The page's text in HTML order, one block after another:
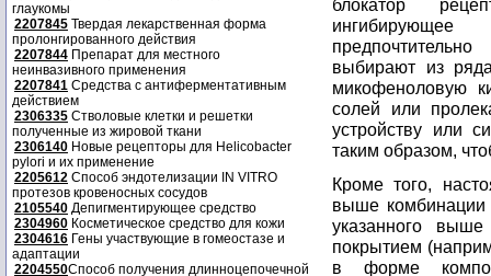
глаукомы
2207845 Твердая лекарственная форма
пролонгированного действия
2207844 Препарат для местного
неинвазивного применения
2207841 Средства с антиферментативным
действием
2306335 Стволовые клетки и решетки
полученные из жировой ткани
2306140 Новые рецепторы для Helicobacter
pylori и их применение
2205612 Способ эндотелизации IN VITRO
протезов кровеносных сосудов
2105540 Депигментирующее средство
2304960 Косметическое средство для кожи
2304616 Гены участвующие в гомеостазе и
адаптации
2204550Способ получения длинноцепочечной
блокатор
ингибирующее
выбирают из
микофеноловую
солей или
устройству или
таким образом,
Кроме того,
выше комбинации
указанного
покрытием
в форме